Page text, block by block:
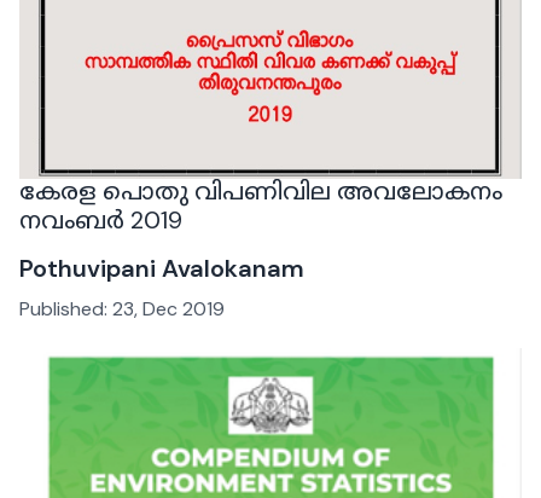
കേരള പൊതു വിപണിവില അവലോകനം
നവംബര്‍ 2019
Pothuvipani Avalokanam
Published: 23, Dec 2019